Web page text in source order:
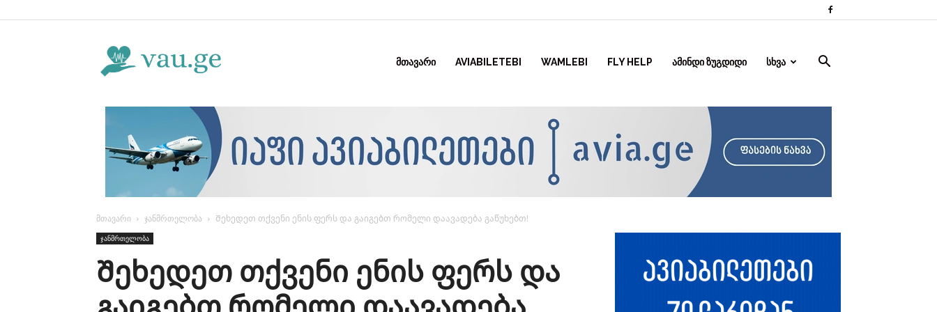
ᲛᲗᲐᲕᲐᲠᲘ AVIABILETEBI WAMLEBI FLY HELP ᲐᲛᲘᲜᲓᲘ ᲖᲣᲒᲓᲘᲓᲘ ᲡᲮᲕᲐ
მთავარი ჯანმრთელობა Შეხედეთ თქვენი ენის ფერს და გაიგებთ რომელი დაავადება გაწუხებთ!
ჯანმრთელობა
Შეხედეთ თქვენი ენის ფერს და